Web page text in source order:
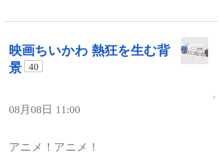
映画ちいかわ 熱狂を生む背
景
40
08月08日 11:00
アニメ！アニメ！